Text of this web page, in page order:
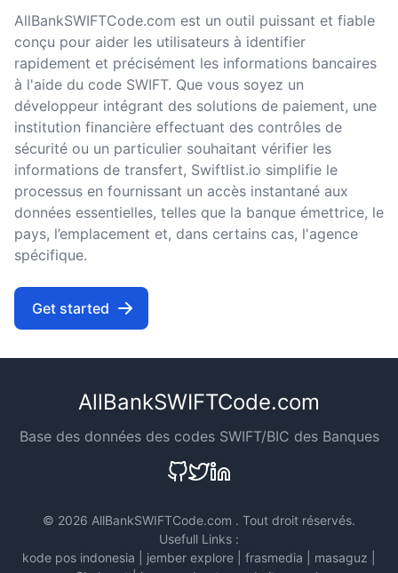
AllBankSWIFTCode.com est un outil puissant et fiable
conçu pour aider les utilisateurs à identifier
rapidement et précisément les informations bancaires
à l'aide du code SWIFT. Que vous soyez un
développeur intégrant des solutions de paiement, une
institution financière effectuant des contrôles de
sécurité ou un particulier souhaitant vérifier les
informations de transfert, Swiftlist.io simplifie le
processus en fournissant un accès instantané aux
données essentielles, telles que la banque émettrice, le
pays, l’emplacement et, dans certains cas, l'agence
spécifique.
Get started
AllBankSWIFTCode.com
Base des données des codes SWIFT/BIC des Banques
© 2026 AllBankSWIFTCode.com . Tout droit réservés.
Usefull Links :
kode pos indonesia
jember explore frasmedia masaguz